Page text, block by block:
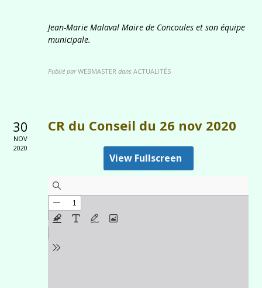
Jean-Marie Malaval Maire de Concoules et son équipe
municipale.
Publié par WEBMASTER dans ACTUALITÉS
30
NOV
2020
CR du Conseil du 26 nov 2020
View Fullscreen